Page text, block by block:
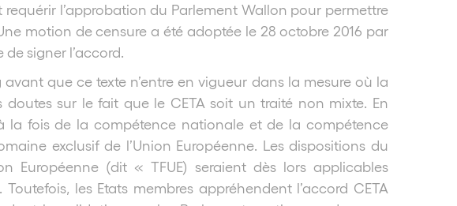
l’approbation du Parlement Wallon pour permettre
motion de censure a été adoptée le 28 octobre 2016 par
signer l’accord.
que ce texte n’entre en vigueur dans la mesure où la
doutes sur le fait que le CETA soit un traité non mixte. En
la fois de la compétence nationale et de la compétence
exclusif de l’Union Européenne. Les dispositions du
Européenne (dit « TFUE) seraient dès lors applicables
les Etats membres appréhendent l’accord CETA